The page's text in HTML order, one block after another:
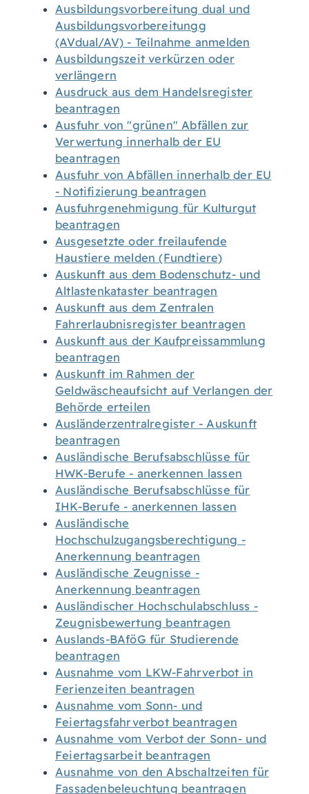
Ausbildungsvorbereitung dual und
Ausbildungsvorbereitungg
(AVdual/AV) - Teilnahme anmelden
Ausbildungszeit verkürzen oder
verlängern
Ausdruck aus dem Handelsregister
beantragen
Ausfuhr von "grünen" Abfällen zur
Verwertung innerhalb der EU
beantragen
Ausfuhr von Abfällen innerhalb der EU
- Notifizierung beantragen
Ausfuhrgenehmigung für Kulturgut
beantragen
Ausgesetzte oder freilaufende
Haustiere melden (Fundtiere)
Auskunft aus dem Bodenschutz- und
Altlastenkataster beantragen
Auskunft aus dem Zentralen
Fahrerlaubnisregister beantragen
Auskunft aus der Kaufpreissammlung
beantragen
Auskunft im Rahmen der
Geldwäscheaufsicht auf Verlangen der
Behörde erteilen
Ausländerzentralregister - Auskunft
beantragen
Ausländische Berufsabschlüsse für
HWK-Berufe - anerkennen lassen
Ausländische Berufsabschlüsse für
IHK-Berufe - anerkennen lassen
Ausländische
Hochschulzugangsberechtigung -
Anerkennung beantragen
Ausländische Zeugnisse -
Anerkennung beantragen
Ausländischer Hochschulabschluss -
Zeugnisbewertung beantragen
Auslands-BAföG für Studierende
beantragen
Ausnahme vom LKW-Fahrverbot in
Ferienzeiten beantragen
Ausnahme vom Sonn- und
Feiertagsfahrverbot beantragen
Ausnahme vom Verbot der Sonn- und
Feiertagsarbeit beantragen
Ausnahme von den Abschaltzeiten für
Fassadenbeleuchtung beantragen